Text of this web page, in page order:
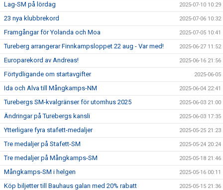
Lag-SM på lördag 2025-07-10 10:29
23 nya klubbrekord 2025-07-06 10:32
Framgångar för Yolanda och Moa 2025-07-05 10:41
Tureberg arrangerar Finnkampsloppet 22 aug - Var med! 2025-06-27 11:52
Europarekord av Andreas! 2025-06-16 21:56
Förtydligande om startavgifter 2025-06-05
Ida och Alva till Mångkamps-NM 2025-06-04 22:41
Turebergs SM-kvalgränser för utomhus 2025 2025-06-03 21:00
Ändringar på Turebergs kansli 2025-06-03 17:35
Ytterligare fyra stafett-medaljer 2025-05-25 21:23
Tre medaljer på Stafett-SM 2025-05-24 20:24
Tre medaljer på Mångkamps-SM 2025-05-18 21:46
Mångkamps-SM i helgen 2025-05-16 00:11
Köp biljetter till Bauhaus galan med 20% rabatt 2025-05-15 21:36